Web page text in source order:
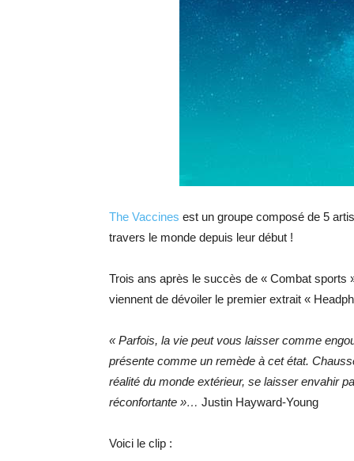
The Vaccines est un groupe composé de 5
travers le monde depuis leur début !
Trois ans après le succès de « Combat sports
viennent de dévoiler le premier extrait «
« Parfois, la vie peut vous laisser comme
présente comme un remède à cet état.
réalité du monde extérieur, se laisser envahir
réconfortante »… Justin Hayward-Young
Voici le clip :